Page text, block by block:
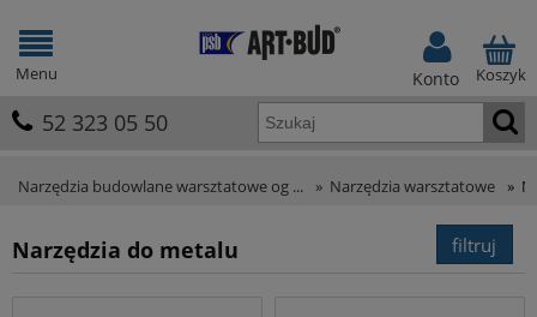
Koszyk
Konto
52 323 05 50
Menu
Narzędzia budowlane warsztatowe og ... » Narzędzia warsztatowe »
Narzędzia do metalu filtruj